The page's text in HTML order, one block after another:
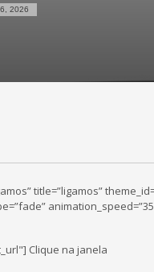
2026
title=”ligamos”
Clique na janela